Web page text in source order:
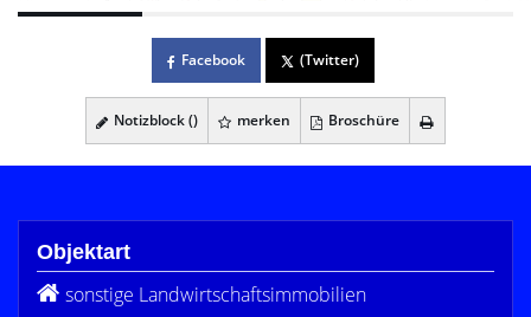
Facebook (Twitter)
Notizblock () merken Broschüre
Objektart
sonstige Landwirtschaftsimmobilien